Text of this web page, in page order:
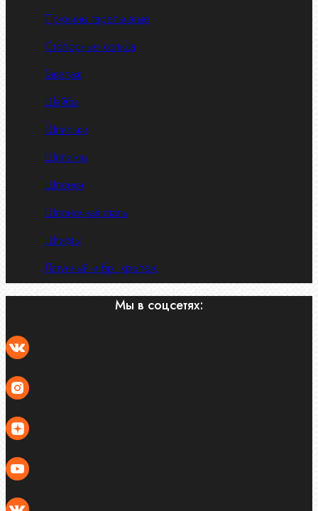
Пружины тарельчатые
Стопорные кольца
Такелаж
Шайбы
Шпильки
Шплинты
Шпонки
Шпоночная сталь
Штифты
Латунный и бр. крепеж
Мы в соцсетях: